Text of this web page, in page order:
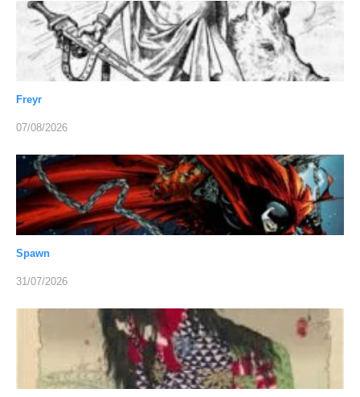
Freyr
07/08/2026
Spawn
31/07/2026